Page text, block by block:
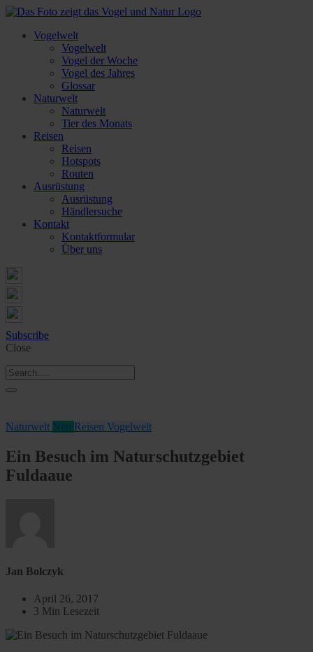
Vogelwelt
Vogelwelt
Vogel der Woche
Vogel des Jahres
Glossar
Naturwelt
Naturwelt
Tier des Monats
Reisen
Reisen
Hotspots
Routen
Ausrüstung
Ausrüstung
Händlersuche
Kontakt
Kontaktformular
Über uns
Subscribe
Close
Naturwelt Reisen Vogelwelt
Ein Besuch im Naturschutzgebiet
Fuldaaue
Jan Bolczyk
April 26, 2017
3 Min Lesezeit